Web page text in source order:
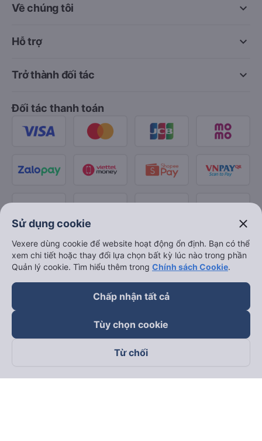
keyboard_arrow_down
Về chúng tôi
keyboard_arrow_down
Hỗ trợ
keyboard_arrow_down
Trở thành đối tác
Đối tác thanh toán
Theo dõi chúng tôi trên
Sử dụng cookie close
Vexere dùng cookie để website hoạt động ổn định. Bạn có thể
xem chi tiết hoặc thay đổi lựa chọn bất kỳ lúc nào trong phần
Quản lý cookie. Tìm hiểu thêm trong Chính sách Cookie.
Chấp nhận tất cả
Tùy chọn cookie
Từ chối